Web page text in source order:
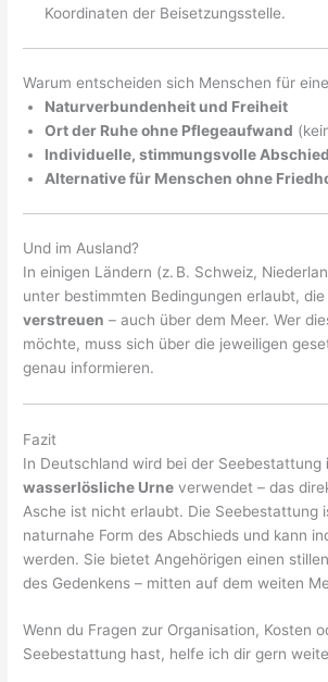
Koordinaten der Beisetzungsstelle.
Warum entscheiden sich Menschen für
Naturverbundenheit und Freiheit
Ort der Ruhe ohne Pflegeaufwand
Individuelle, stimmungsvolle
Alternative für Menschen ohne
Und im Ausland?
In einigen Ländern (z. B. Schweiz,
unter bestimmten Bedingungen erlaubt,
verstreuen – auch über dem Meer. Wer
möchte, muss sich über die jeweiligen
genau informieren.
Fazit
In Deutschland wird bei der Seebestattung
wasserlösliche Urne verwendet – das
Asche ist nicht erlaubt. Die Seebestattung
naturnahe Form des Abschieds und kann
werden. Sie bietet Angehörigen einen
des Gedenkens – mitten auf dem weiten
Wenn du Fragen zur Organisation, Kosten
Seebestattung hast, helfe ich dir gern